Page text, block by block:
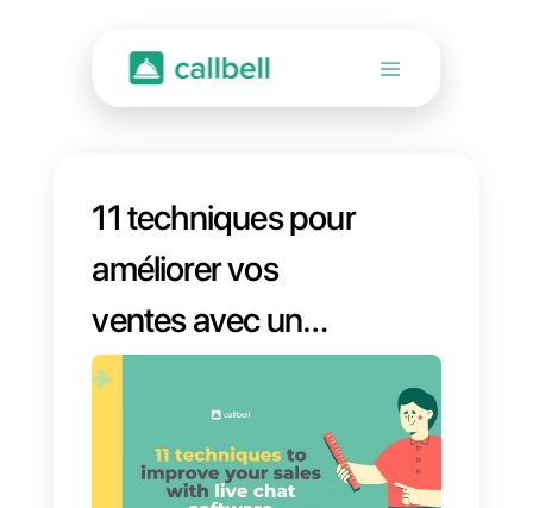
11 techniques pour
améliorer vos
logiciel de chat en